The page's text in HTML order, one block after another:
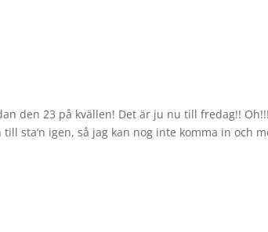
den 23 på kvällen! Det är ju nu till fredag!!
sta’n igen, så jag kan nog inte komma in och